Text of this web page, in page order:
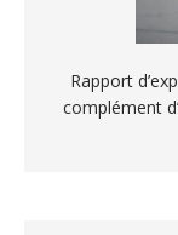
Rapport
complément